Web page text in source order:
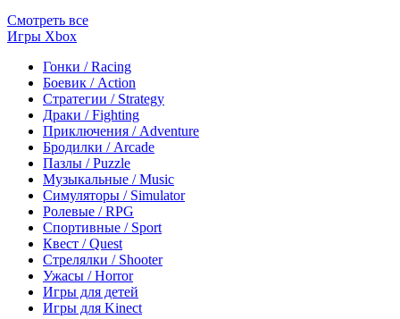
Смотреть все
Игры Xbox
Гонки / Racing
Боевик / Action
Стратегии / Strategy
Драки / Fighting
Приключения / Adventure
Бродилки / Arcade
Пазлы / Puzzle
Музыкальные / Music
Симуляторы / Simulator
Ролевые / RPG
Спортивные / Sport
Квест / Quest
Стрелялки / Shooter
Ужасы / Horror
Игры для детей
Игры для Kinect